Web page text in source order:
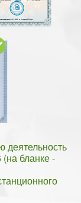
деятельность
бланке -